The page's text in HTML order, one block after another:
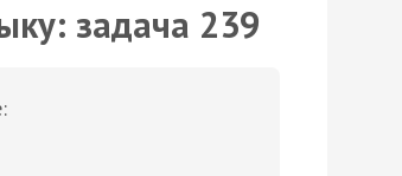
задача 239